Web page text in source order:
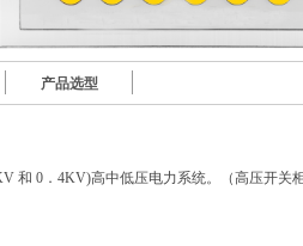
产品选型
和 0．4KV)高中低压电力系统。（高压开关